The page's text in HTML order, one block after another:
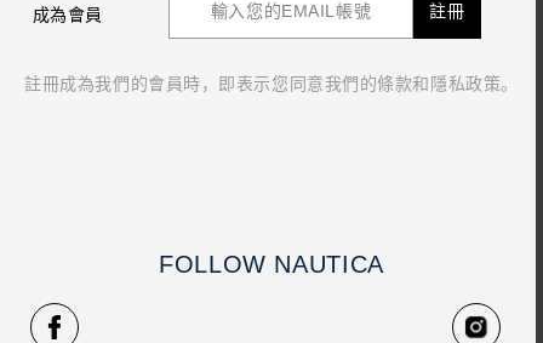
成為會員 註冊
註冊成為我們的會員時，即表示您同意我們的條款和隱私政策。
FOLLOW NAUTICA